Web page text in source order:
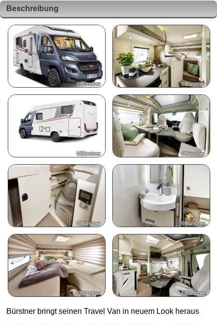
Beschreibung
©Bürstner ©Bürstner
©Bürstner ©Bürstner
©Bürstner ©Bürstner
©Bürstner ©Bürstner
Bürstner bringt seinen Travel Van in neuem Look heraus